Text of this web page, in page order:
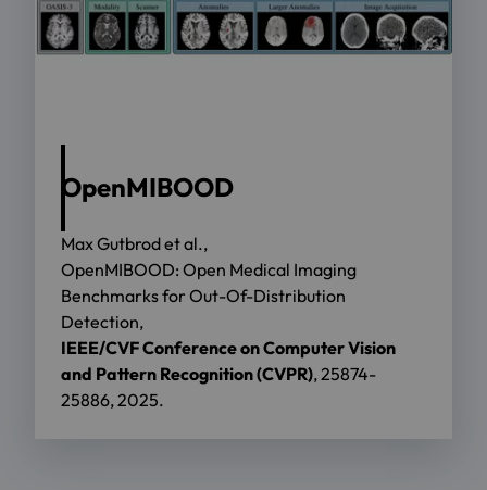
OpenMIBOOD
Max Gutbrod et al.,
OpenMIBOOD: Open Medical Imaging
Benchmarks for Out-Of-Distribution
Detection,
IEEE/CVF Conference on Computer Vision
and Pattern Recognition (CVPR), 25874-
25886, 2025.